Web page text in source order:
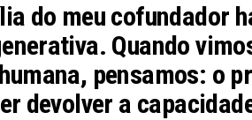
do meu cofundador
Quando
pensamos: o
devolver a